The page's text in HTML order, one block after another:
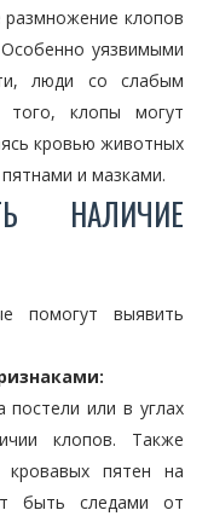
размножение клопов
уязвимыми
люди со слабым
того, клопы могут
кровью животных
и мазками.
НАЛИЧИЕ
помогут выявить
постели или в углах
клопов. Также
пятен на
быть следами от